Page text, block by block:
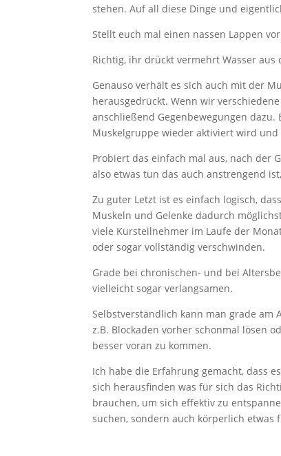
stehen. Auf all diese Dinge und
Stellt euch mal einen nassen Lappen
Richtig, ihr drückt vermehrt Wasser aus
Genauso verhält es sich auch mit der
herausgedrückt. Wenn wir
anschließend Gegenbewegungen
Muskelgruppe wieder aktiviert wird
Probiert das einfach mal aus, nach der
also etwas tun das auch anstrengend
Zu guter Letzt ist es einfach logisch,
Muskeln und Gelenke dadurch
viele Kursteilnehmer im Laufe der
oder sogar vollständig verschwinden.
Grade bei chronischen- und bei
vielleicht sogar verlangsamen.
Selbstverständlich kann man grade am
z.B. Blockaden vorher schonmal lösen
besser voran zu kommen.
Ich habe die Erfahrung gemacht, dass
sich herausfinden was für sich das
brauchen, um sich effektiv zu
suchen, sondern auch körperlich etwas